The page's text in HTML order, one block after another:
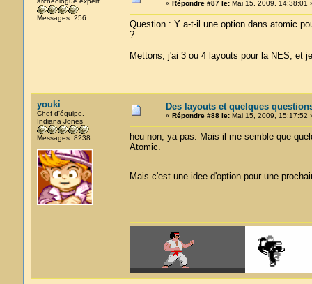
Messages: 256
« Répondre #87 le:Mai 15, 2009, 14:38:01
Question : Y a-t-il une option dans atomic
?
Mettons, j'ai 3 ou 4 layouts pour la NES, et
youki
Chef d'équipe.
Indiana Jones
Messages: 8238
Des layouts et quelques
« Répondre #88 le:Mai 15, 2009, 15:17:52
heu non, ya pas. Mais il me semble que
Atomic.
Mais c'est une idee d'option pour une